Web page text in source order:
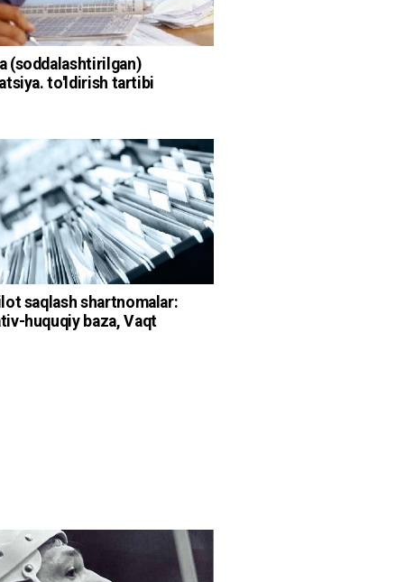
(soddalashtirilgan)
to'ldirish tartibi
saqlash shartnomalar:
huquqiy baza, Vaqt